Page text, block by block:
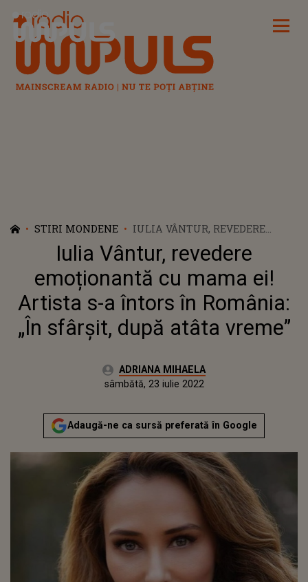
Radio Impuls
STIRI MONDENE
IULIA VÂNTUR, REVEDERE
EMOȚIONANTĂ CU MAMA EI!
ARTISTA S-A ÎNTORS ÎN
ROMÂNIA: „ÎN SFÂRȘIT, DUPĂ
ATÂTA VREME”
Iulia Vântur, revedere
emoționantă cu mama ei!
Artista s-a întors în România:
„În sfârșit, după atâta vreme”
Autor:ADRIANA MIHAELA
Actualizat:
sâmbătă, 23 iulie 2022
Adaugă-ne ca sursă preferată în Google